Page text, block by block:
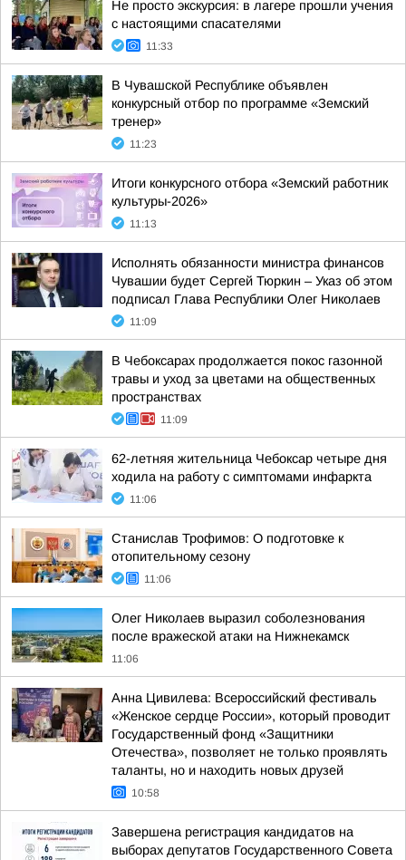
Не просто экскурсия: в лагере прошли учения
с настоящими спасателями
11:33
В Чувашской Республике объявлен
конкурсный отбор по программе «Земский
тренер»
11:23
Итоги конкурсного отбора «Земский работник
культуры-2026»
11:13
Исполнять обязанности министра финансов
Чувашии будет Сергей Тюркин – Указ об этом
подписал Глава Республики Олег Николаев
11:09
В Чебоксарах продолжается покос газонной
травы и уход за цветами на общественных
пространствах
11:09
62-летняя жительница Чебоксар четыре дня
ходила на работу с симптомами инфаркта
11:06
Станислав Трофимов: О подготовке к
отопительному сезону
11:06
Олег Николаев выразил соболезнования
после вражеской атаки на Нижнекамск
11:06
Анна Цивилева: Всероссийский фестиваль
«Женское сердце России», который проводит
Государственный фонд «Защитники
Отечества», позволяет не только проявлять
таланты, но и находить новых друзей
10:58
Завершена регистрация кандидатов на
выборах депутатов Государственного Совета